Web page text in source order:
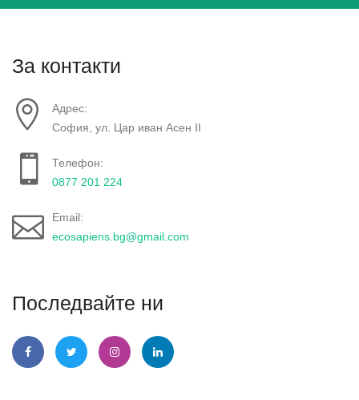
Последвайте ни
За контакти
Адрес:
София, ул. Цар иван Асен II
Телефон:
0877 201 224
Email:
ecosapiens.bg@gmail.com